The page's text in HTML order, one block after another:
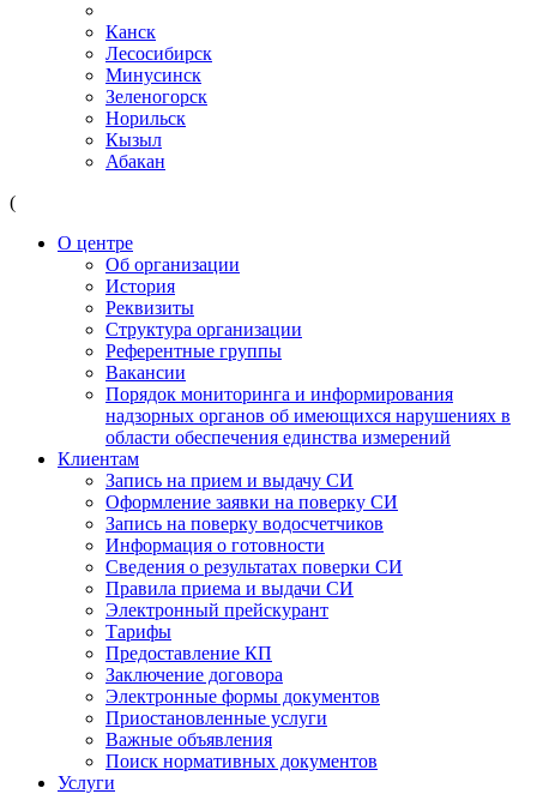
Канск
Лесосибирск
Минусинск
Зеленогорск
Норильск
Кызыл
Абакан
(
О центре
Об организации
История
Реквизиты
Структура организации
Референтные группы
Вакансии
Порядок мониторинга и информирования
надзорных органов об имеющихся нарушениях в
области обеспечения единства измерений
Клиентам
Запись на прием и выдачу СИ
Оформление заявки на поверку СИ
Запись на поверку водосчетчиков
Информация о готовности
Сведения о результатах поверки СИ
Правила приема и выдачи СИ
Электронный прейскурант
Тарифы
Предоставление КП
Заключение договора
Электронные формы документов
Приостановленные услуги
Важные объявления
Поиск нормативных документов
Услуги